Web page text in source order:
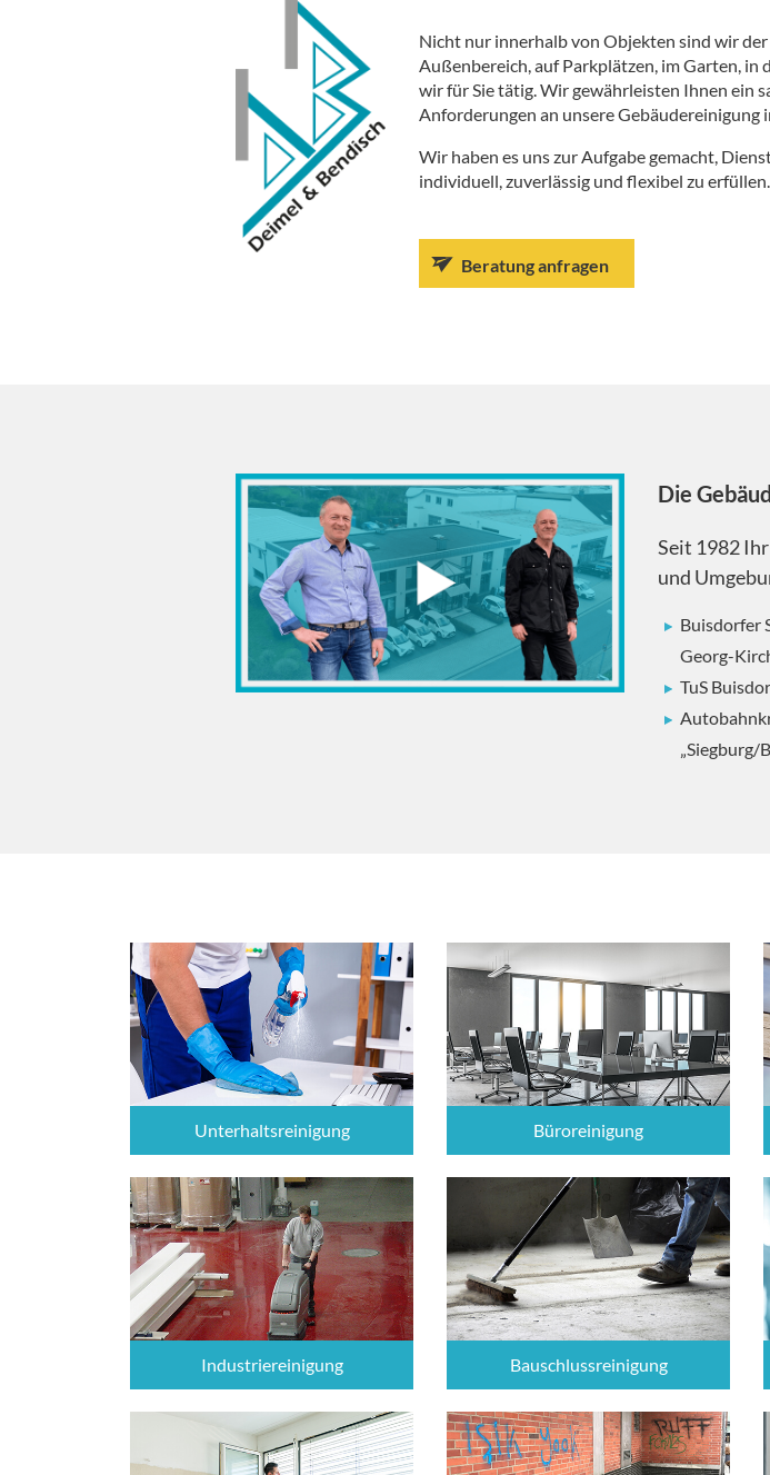
Nicht nur innerhalb von Objekten sind wir
Außenbereich, auf Parkplätzen, im Garten, in
wir für Sie tätig. Wir gewährleisten Ihnen ein
Anforderungen an unsere Gebäudereinigung
Wir haben es uns zur Aufgabe gemacht,
individuell, zuverlässig und flexibel zu erfüllen.
Beratung anfragen
Die
Seit 1982
und
Buisdorfer
Georg-
TuS
„Siegburg/
Unterhaltsreinigung Büroreinigung
Industriereinigung Bauschlussreinigung